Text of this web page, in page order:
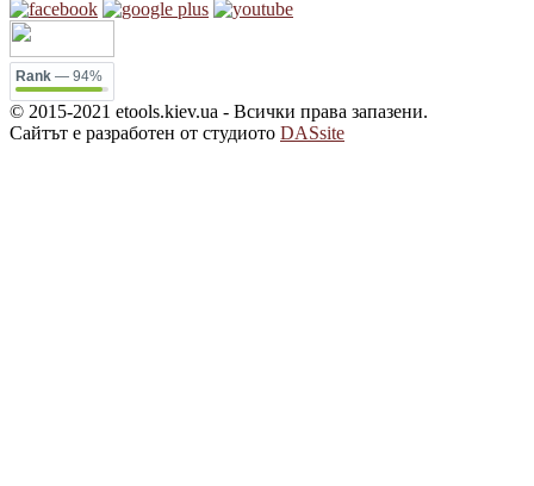
Rank — 94%
© 2015-2021 etools.kiev.ua - Всички права запазени.
Сайтът е разработен от студиото DASsite